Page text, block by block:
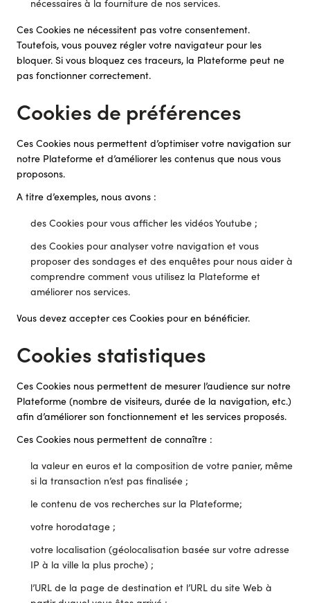
nécessaires à la fourniture de nos services.
Ces Cookies ne nécessitent pas votre consentement.
Toutefois, vous pouvez régler votre navigateur pour les
bloquer. Si vous bloquez ces traceurs, la Plateforme peut ne
pas fonctionner correctement.
Cookies de préférences
Ces Cookies nous permettent d’optimiser votre navigation sur
notre Plateforme et d’améliorer les contenus que nous vous
proposons.
A titre d’exemples, nous avons :
des Cookies pour vous afficher les vidéos Youtube ;
des Cookies pour analyser votre navigation et vous
proposer des sondages et des enquêtes pour nous aider à
comprendre comment vous utilisez la Plateforme et
améliorer nos services.
Vous devez accepter ces Cookies pour en bénéficier.
Cookies statistiques
Ces Cookies nous permettent de mesurer l’audience sur notre
Plateforme (nombre de visiteurs, durée de la navigation, etc.)
afin d’améliorer son fonctionnement et les services proposés.
Ces Cookies nous permettent de connaître :
la valeur en euros et la composition de votre panier, même
si la transaction n’est pas finalisée ;
le contenu de vos recherches sur la Plateforme;
votre horodatage ;
votre localisation (géolocalisation basée sur votre adresse
IP à la ville la plus proche) ;
l’URL de la page de destination et l’URL du site Web à